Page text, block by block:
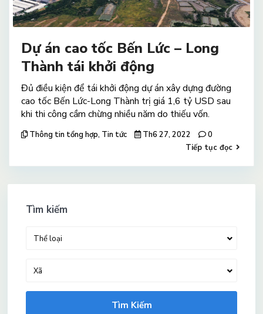
Dự án cao tốc Bến Lức – Long
Thành tái khởi động
Đủ điều kiện để tái khởi động dự án xây dựng đường
cao tốc Bến Lức-Long Thành trị giá 1,6 tỷ USD sau
khi thi công cầm chừng nhiều năm do thiếu vốn.
Thông tin tổng hợp, Tin tức Th6 27, 2022
0
Tiếp tục đọc
Tìm kiếm
Thể loại
Xã
Tìm Kiếm